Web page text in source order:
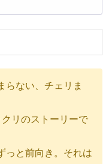
らない、チェリま
リのストーリーで
っと前向き。それは